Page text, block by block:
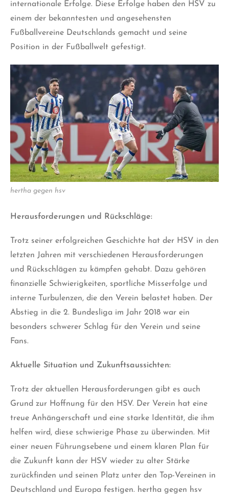
internationale Erfolge. Diese Erfolge haben den HSV zu
einem der bekanntesten und angesehensten
Fußballvereine Deutschlands gemacht und seine
Position in der Fußballwelt gefestigt.
hertha gegen hsv
Herausforderungen und Rückschläge:
Trotz seiner erfolgreichen Geschichte hat der HSV in den
letzten Jahren mit verschiedenen Herausforderungen
und Rückschlägen zu kämpfen gehabt. Dazu gehören
finanzielle Schwierigkeiten, sportliche Misserfolge und
interne Turbulenzen, die den Verein belastet haben. Der
Abstieg in die 2. Bundesliga im Jahr 2018 war ein
besonders schwerer Schlag für den Verein und seine
Fans.
Aktuelle Situation und Zukunftsaussichten:
Trotz der aktuellen Herausforderungen gibt es auch
Grund zur Hoffnung für den HSV. Der Verein hat eine
treue Anhängerschaft und eine starke Identität, die ihm
helfen wird, diese schwierige Phase zu überwinden. Mit
einer neuen Führungsebene und einem klaren Plan für
die Zukunft kann der HSV wieder zu alter Stärke
zurückfinden und seinen Platz unter den Top-Vereinen in
Deutschland und Europa festigen. hertha gegen hsv